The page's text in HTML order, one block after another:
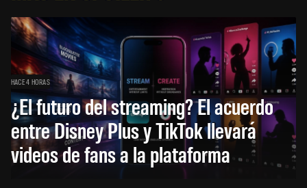
HACE 4 HORAS
¿El futuro del streaming? El acuerdo
entre Disney Plus y TikTok llevará
videos de fans a la plataforma